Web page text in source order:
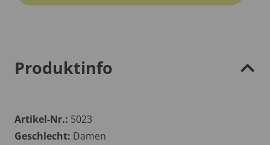
Produktinfo
Artikel-Nr.: 5023
Geschlecht: Damen